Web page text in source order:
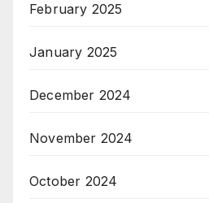
February 2025
January 2025
December 2024
November 2024
October 2024